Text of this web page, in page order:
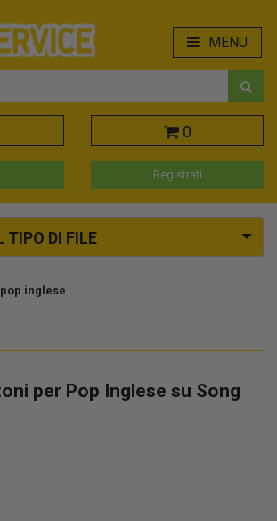
MENU
0
Registrati
TIPO DI FILE
pop inglese
per Pop Inglese su Song